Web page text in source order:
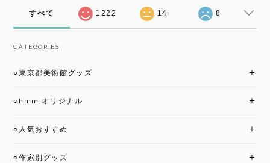
すべて 1222 14 8
CATEGORIES
○東京都美術館グッズ
○hmm,オリジナル
○人気おすすめ
○作家別グッズ